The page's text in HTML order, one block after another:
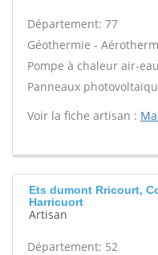
Département: 77
Géothermie -
Pompe à chaleur air-
Panneaux
Voir la fiche artisan :
Ets dumont Rricourt,
Harricuort
Artisan
Département: 52